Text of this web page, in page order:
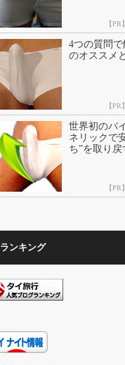
ランキング